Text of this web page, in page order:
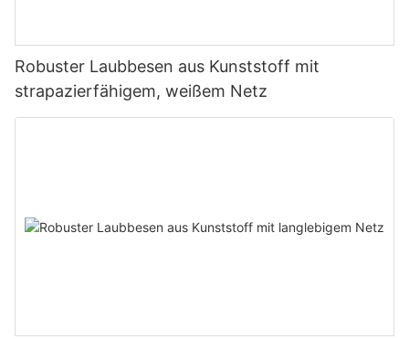
Robuster Laubbesen aus Kunststoff mit
strapazierfähigem, weißem Netz